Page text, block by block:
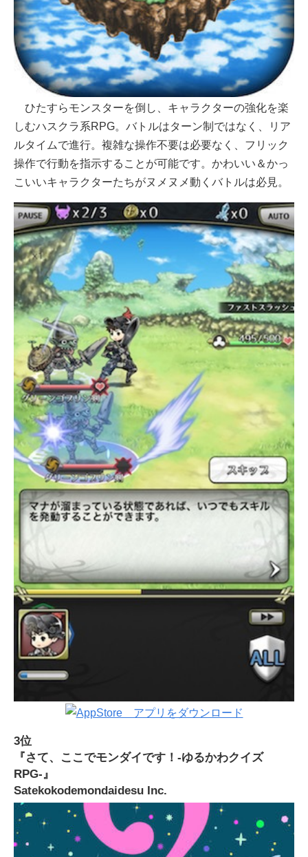
ひたすらモンスターを倒し、キャラクターの強化を楽
しむハスクラ系RPG。バトルはターン制ではなく、リア
ルタイムで進行。複雑な操作不要は必要なく、フリック
操作で行動を指示することが可能です。かわいい＆かっ
こいいキャラクターたちがヌメヌメ動くバトルは必見。
3位
『さて、ここでモンダイです！-ゆるかわクイズ
RPG-』
Satekokodemondaidesu Inc.